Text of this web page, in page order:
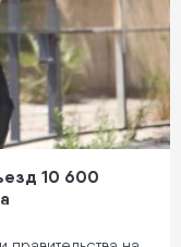
10 600